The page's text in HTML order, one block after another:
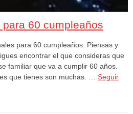
60 cumpleaños
para 60 cumpleaños. Piensas y
encontrar el que consideras que
familiar que va a cumplir 60 años.
que tienes son muchas. … Seguir